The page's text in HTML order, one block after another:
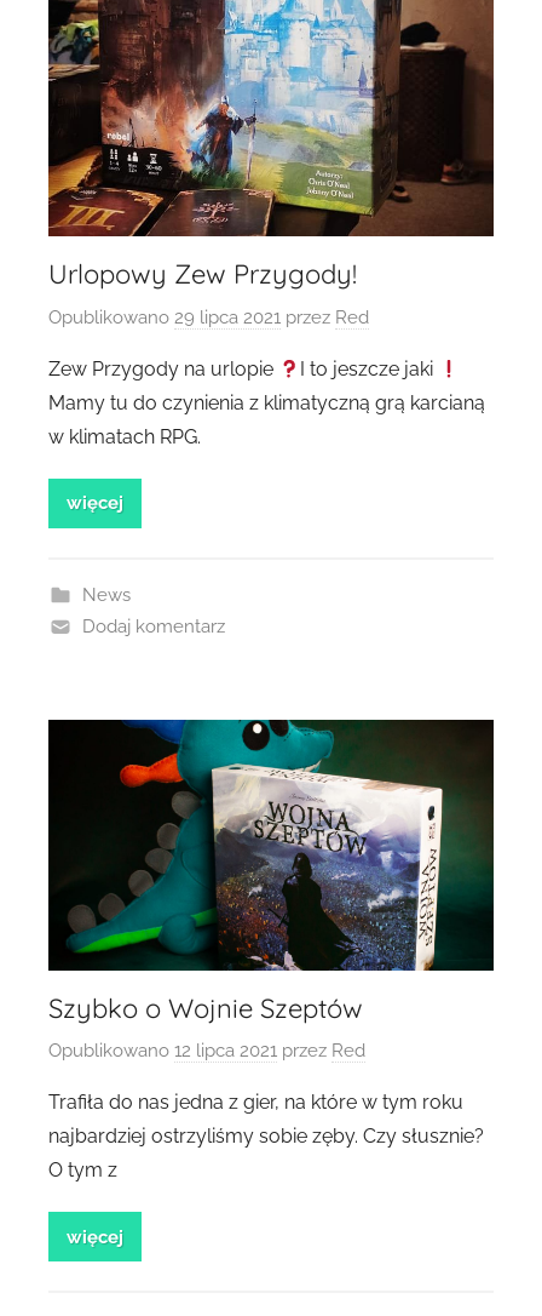
Urlopowy Zew Przygody!
Opublikowano 29 lipca 2021 przez Red
Zew Przygody na urlopie
I to jeszcze jaki
Mamy tu do czynienia z klimatyczną grą karcianą
w klimatach RPG.
więcej
News
Dodaj komentarz
Szybko o Wojnie Szeptów
Opublikowano 12 lipca 2021 przez Red
Trafiła do nas jedna z gier, na które w tym roku
najbardziej ostrzyliśmy sobie zęby. Czy słusznie?
O tym z
więcej